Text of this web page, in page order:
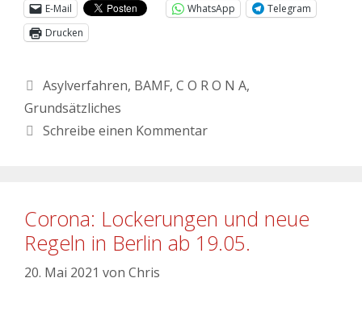
E-Mail
WhatsApp
Telegram
Drucken
Asylverfahren, BAMF, C O R O N A,
Grundsätzliches
Schreibe einen Kommentar
Corona: Lockerungen und neue
Regeln in Berlin ab 19.05.
20. Mai 2021 von Chris